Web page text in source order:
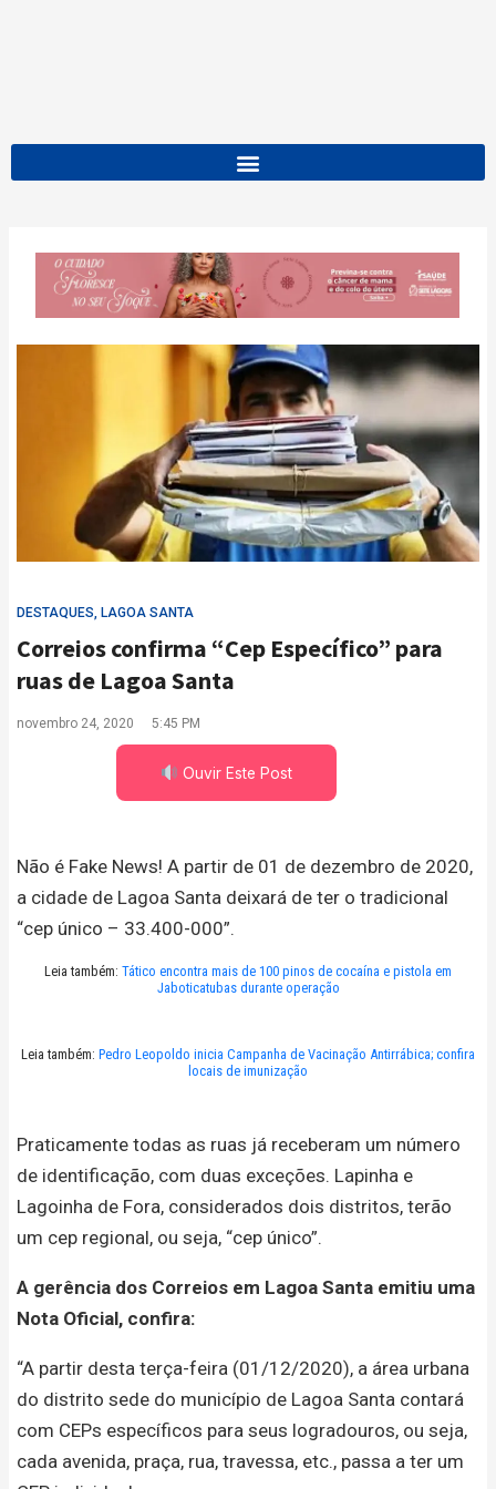
DESTAQUES, LAGOA SANTA
Correios confirma “Cep Específico” para
ruas de Lagoa Santa
novembro 24, 2020 5:45 PM
Ouvir Este Post
Não é Fake News! A partir de 01 de dezembro de 2020,
a cidade de Lagoa Santa deixará de ter o tradicional
“cep único – 33.400-000”.
Leia também: Tático encontra mais de 100 pinos de cocaína e pistola em
Jaboticatubas durante operação
Leia também: Pedro Leopoldo inicia Campanha de Vacinação Antirrábica; confira
locais de imunização
Praticamente todas as ruas já receberam um número
de identificação, com duas exceções. Lapinha e
Lagoinha de Fora, considerados dois distritos, terão
um cep regional, ou seja, “cep único”.
A gerência dos Correios em Lagoa Santa emitiu uma
Nota Oficial, confira:
“A partir desta terça-feira (01/12/2020), a área urbana
do distrito sede do município de Lagoa Santa contará
com CEPs específicos para seus logradouros, ou seja,
cada avenida, praça, rua, travessa, etc., passa a ter um